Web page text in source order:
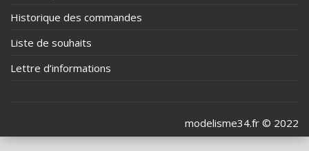
Historique des commandes
Liste de souhaits
Lettre d’informations
modelisme34.fr © 2022